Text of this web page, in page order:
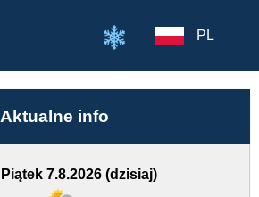
PL
Aktualne info
Piątek 7.8.2026 (dzisiaj)